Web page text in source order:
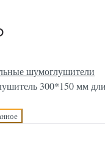
шумоглушители
300*150 мм